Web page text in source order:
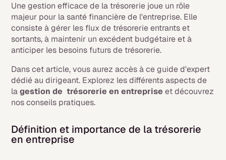
Une gestion efficace de la trésorerie joue un rôle
majeur pour la santé financière de l'entreprise. Elle
consiste à gérer les flux de trésorerie entrants et
sortants, à maintenir un excédent budgétaire et à
anticiper les besoins futurs de trésorerie.
Dans cet article, vous aurez accès à ce guide d'expert
dédié au dirigeant. Explorez les différents aspects de
lagestion de trésorerie en entrepriseet découvrez
nos conseils pratiques.
Définition et importance de la trésorerie
en entreprise